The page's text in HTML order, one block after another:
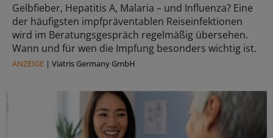
Gelbfieber, Hepatitis A, Malaria – und Influenza? Eine
der häufigsten impfpräventablen Reiseinfektionen
wird im Beratungsgespräch regelmäßig übersehen.
Wann und für wen die Impfung besonders wichtig ist.
ANZEIGE | Viatris Germany GmbH